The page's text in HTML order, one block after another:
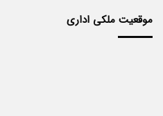
موقعیت ملکی اداری